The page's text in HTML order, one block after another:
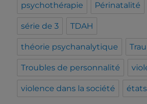
psychothérapie Périnatalité
série de 3 TDAH
théorie psychanalytique
Troubles de personnalité
violence dans la société